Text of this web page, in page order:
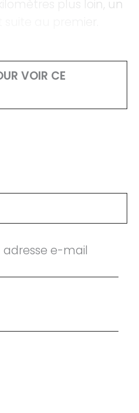
plus loin, un
au premier.
VOIR CE
e-mail